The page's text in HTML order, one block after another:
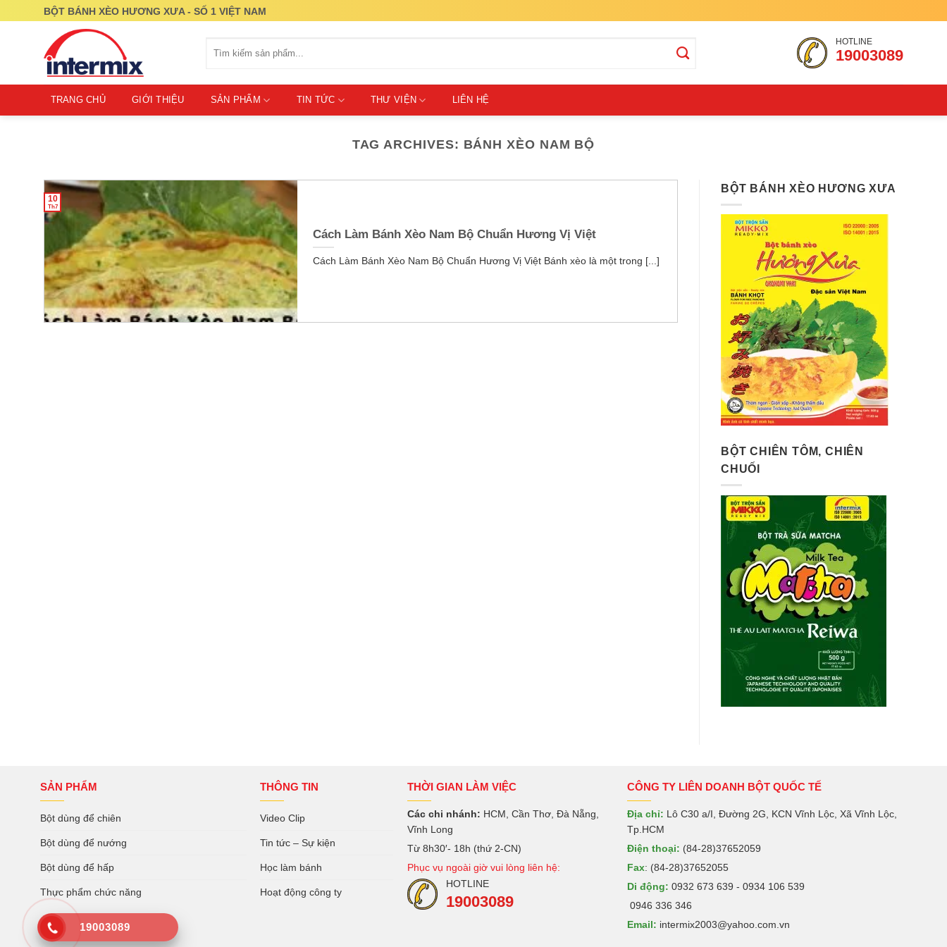
BỘT BÁNH XÈO HƯƠNG XƯA - SỐ 1 VIỆT NAM
kiếm:
HOTLINE
19003089
TRANG CHỦ GIỚI THIỆU SẢN PHẨM TIN TỨC THƯ VIỆN LIÊN HỆ
TAG ARCHIVES: BÁNH XÈO NAM BỘ
Cách Làm Bánh Xèo Nam Bộ Chuẩn Hương Vị Việt
Cách Làm Bánh Xèo Nam Bộ Chuẩn Hương Vị Việt Bánh xèo là một trong [...]
10
Th7
BỘT BÁNH XÈO HƯƠNG XƯA
BỘT CHIÊN TÔM, CHIÊN
CHUỐI
SẢN PHẨM
Bột dùng để chiên
Bột dùng để nướng
Bột dùng để hấp
Thực phẩm chức năng
THÔNG TIN
Video Clip
Tin tức – Sự kiện
Học làm bánh
Hoạt động công ty
THỜI GIAN LÀM VIỆC
Các chi nhánh: HCM, Cần Thơ, Đà Nẵng,
Vĩnh Long
Từ 8h30′- 18h (thứ 2-CN)
Phục vụ ngoài giờ vui lòng liên hệ:
HOTLINE
19003089
CÔNG TY LIÊN DOANH BỘT QUỐC TẾ
Địa chỉ: Lô C30 a/I, Đường 2G, KCN Vĩnh Lộc, Xã Vĩnh Lộc,
Tp.HCM
Điện thoại: (84-28)37652059
Fax: (84-28)37652055
Di động: 0932 673 639 - 0934 106 539
0946 336 346
Email: intermix2003@yahoo.com.vn
19003089